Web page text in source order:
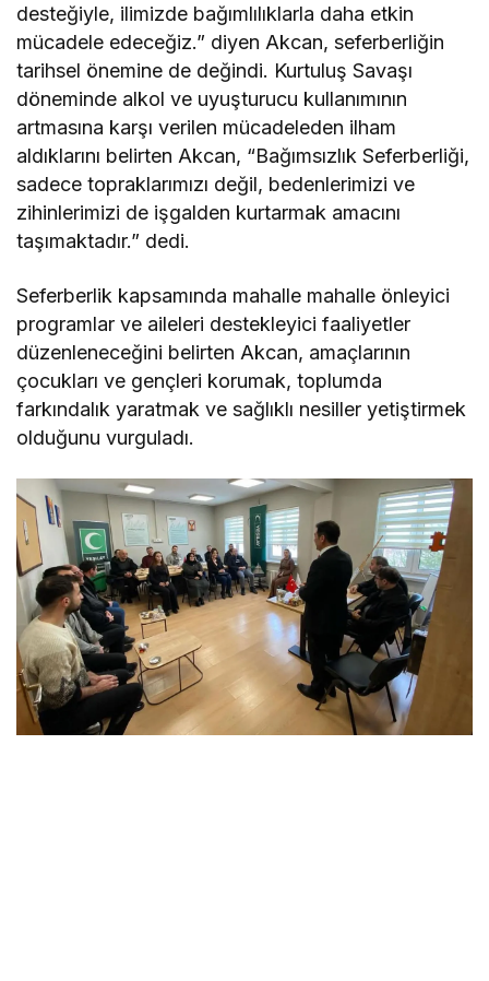
desteğiyle, ilimizde bağımlılıklarla daha etkin
mücadele edeceğiz.” diyen Akcan, seferberliğin
tarihsel önemine de değindi. Kurtuluş Savaşı
döneminde alkol ve uyuşturucu kullanımının
artmasına karşı verilen mücadeleden ilham
aldıklarını belirten Akcan, “Bağımsızlık Seferberliği,
sadece topraklarımızı değil, bedenlerimizi ve
zihinlerimizi de işgalden kurtarmak amacını
taşımaktadır.” dedi.
Seferberlik kapsamında mahalle mahalle önleyici
programlar ve aileleri destekleyici faaliyetler
düzenleneceğini belirten Akcan, amaçlarının
çocukları ve gençleri korumak, toplumda
farkındalık yaratmak ve sağlıklı nesiller yetiştirmek
olduğunu vurguladı.